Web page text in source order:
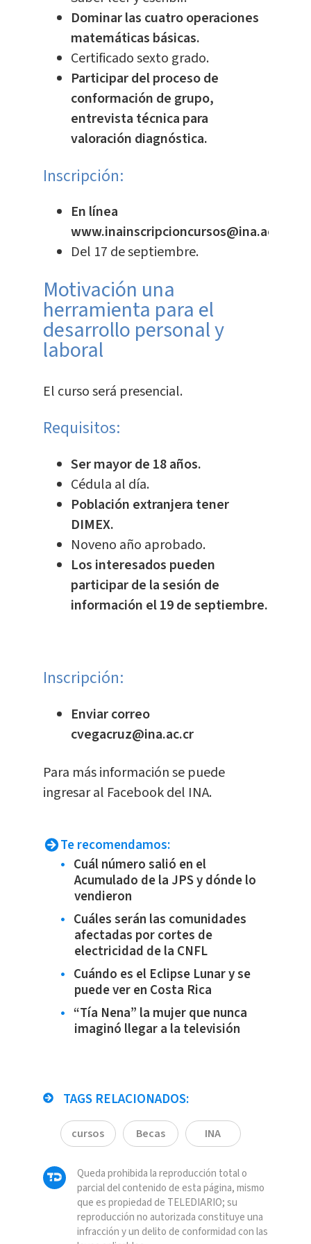
Dominar las cuatro operaciones
matemáticas básicas.
Certificado sexto grado.
Participar del proceso de
conformación de grupo,
entrevista técnica para
valoración diagnóstica.
Inscripción:
En línea
www.inainscripcioncursos@ina.ac.cr
Del 17 de septiembre.
Motivación una
herramienta para el
desarrollo personal y
laboral
El curso será presencial.
Requisitos:
Ser mayor de 18 años.
Cédula al día.
Población extranjera tener
DIMEX.
Noveno año aprobado.
Los interesados pueden
participar de la sesión de
información el 19 de septiembre.
Inscripción:
Enviar correo
cvegacruz@ina.ac.cr
Para más información se puede
ingresar al Facebook del INA.
Te recomendamos:
Cuál número salió en el
Acumulado de la JPS y dónde lo
vendieron
Cuáles serán las comunidades
afectadas por cortes de
electricidad de la CNFL
Cuándo es el Eclipse Lunar y se
puede ver en Costa Rica
“Tía Nena” la mujer que nunca
imaginó llegar a la televisión
TAGS RELACIONADOS:
cursos Becas INA
Queda prohibida la reproducción total o
parcial del contenido de esta página, mismo
que es propiedad de TELEDIARIO; su
reproducción no autorizada constituye una
infracción y un delito de conformidad con las